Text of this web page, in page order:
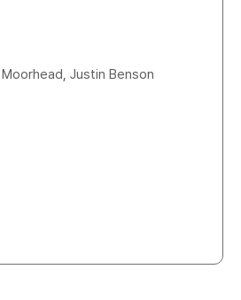
Justin Benson